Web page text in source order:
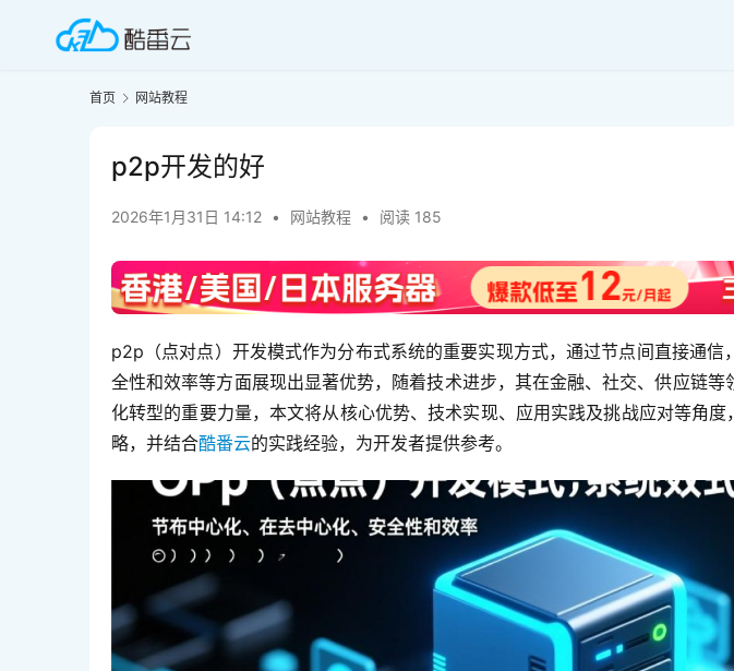
首页 网站教程
p2p开发的好
2026年1月31日 14:12 • 网站教程 • 阅读 185
p2p（点对点）开发模式作为分布式系统的重要实现方式，通过节点间直接通信
全性和效率等方面展现出显著优势，随着技术进步，其在金融、社交、供应链
化转型的重要力量，本文将从核心优势、技术实现、应用实践及挑战应对等角
略，并结合酷番云的实践经验，为开发者提供参考。